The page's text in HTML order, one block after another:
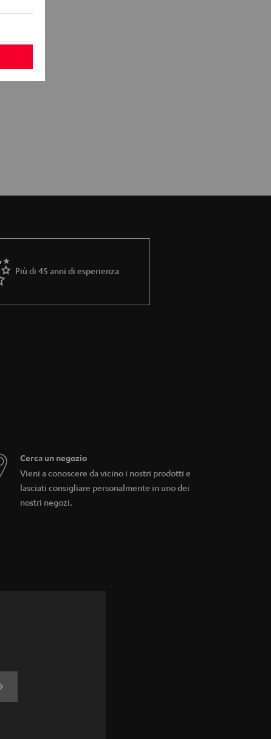
Più di 45 anni di esperienza
Cerca un negozio
Vieni a conoscere da vicino i nostri prodotti e
lasciati consigliare personalmente in uno dei
nostri negozi.
ACCEDI
ORA